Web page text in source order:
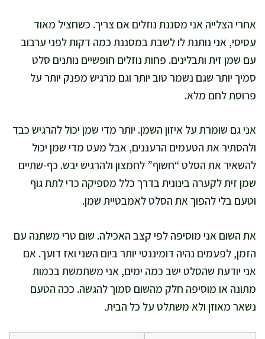
אחרי הצלייה אני מסננת נוזלים אם צריך. כשחציל מאוד
עסיסי, אני נותנת לו לשבת במסננת כמה דקות לפני ערבוב
עם שמן זית ותבלינים. פחות נוזלים חופשיים נותנים סלט
סמיך יותר שגם נשמר טוב יותר וגם מרגיש מפנק יותר על
פרוסת לחם מלא.
אני גם שומרת על איזון השמן. יותר מדי שמן יכול להרגיש כבד
ולהסתיר את הטעמים הרעננים, אבל מעט מדי שמן יכול
להשאיר את הסלט “חשוף” לחמצון ולהרגיש יבש. כף-שתיים
שמן זית לקערה בינונית בדרך כלל מספיקה כדי לתת גוף
וטעם בלי להפוך את הסלט לאמבטיית שמן.
את השום אני מוסיפה לפי קצב האכילה. שום טרי משתנה עם
הזמן, לפעמים נהיה דומיננטי יותר ביום השני ואז דועך. אם
אני יודעת שהסלט ישב כמה ימים, אני משתמשת בכמות
מתונה או מוסיפה חלק מהשום סמוך להגשה. ככה הטעם
נשאר מאוזן ולא משתלט על כל הבית.